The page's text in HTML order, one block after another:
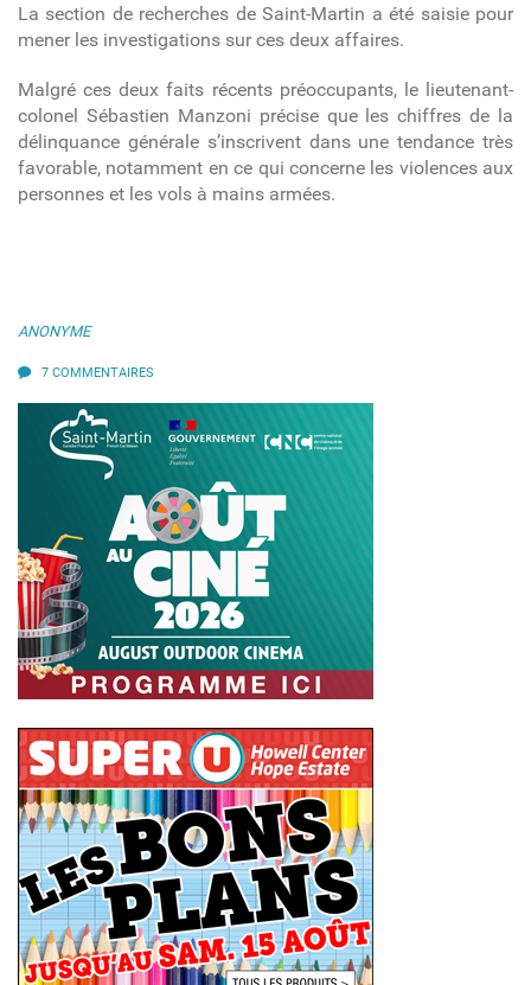
La section de recherches de Saint-Martin a été saisie pour
mener les investigations sur ces deux affaires.
Malgré ces deux faits récents préoccupants, le lieutenant-
colonel Sébastien Manzoni précise que les chiffres de la
délinquance générale s’inscrivent dans une tendance très
favorable, notamment en ce qui concerne les violences aux
personnes et les vols à mains armées.
ANONYME
7 COMMENTAIRES